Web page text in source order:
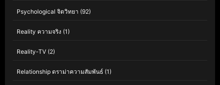
Psychological จิตวิทยา (92)
Reality ความจริง (1)
Reality-TV (2)
Relationship ดราม่าความสัมพันธ์ (1)